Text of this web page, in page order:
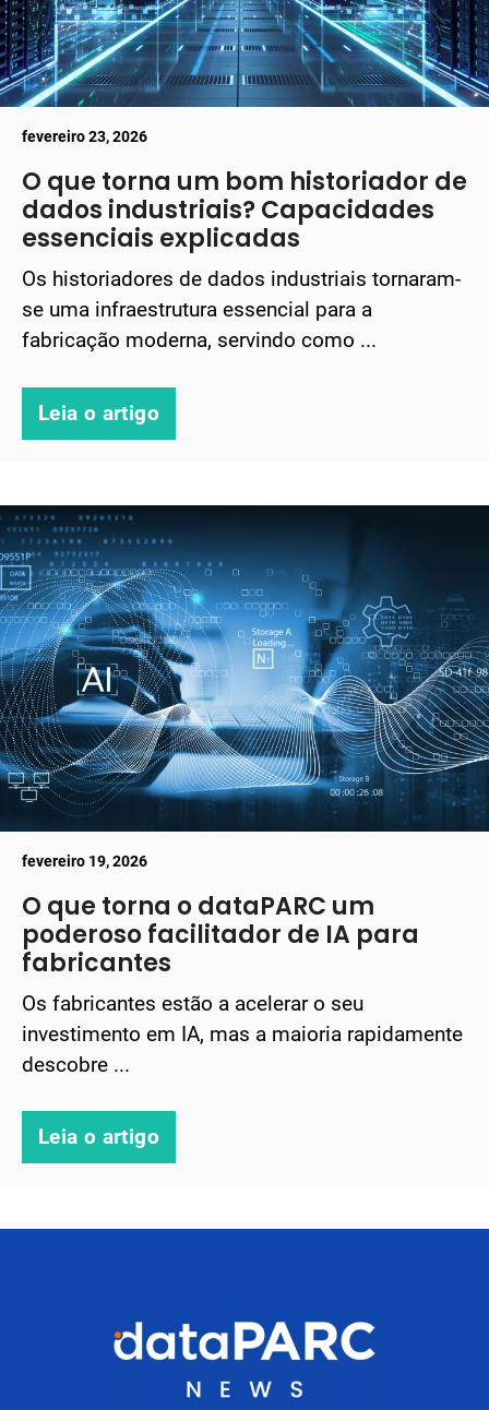
fevereiro 23, 2026
O que torna um bom historiador de
dados industriais? Capacidades
essenciais explicadas
Os historiadores de dados industriais tornaram-
se uma infraestrutura essencial para a
fabricação moderna, servindo como ...
Leia o artigo
fevereiro 19, 2026
O que torna o dataPARC um
poderoso facilitador de IA para
fabricantes
Os fabricantes estão a acelerar o seu
investimento em IA, mas a maioria rapidamente
descobre ...
Leia o artigo